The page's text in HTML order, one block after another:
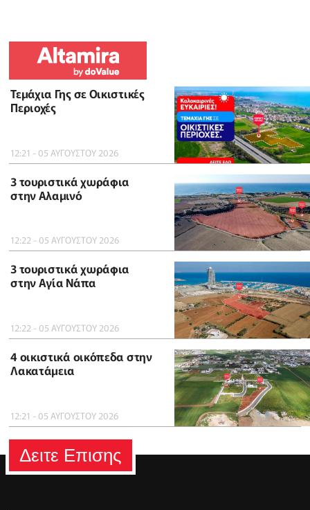
Τεμάχια Γης σε Οικιστικές
Περιοχές
12:21 - 05 ΑΥΓΟΥΣΤΟΥ 2026
3 τουριστικά χωράφια
στην Αλαμινό
12:22 - 05 ΑΥΓΟΥΣΤΟΥ 2026
3 τουριστικά χωράφια
στην Αγία Νάπα
12:22 - 05 ΑΥΓΟΥΣΤΟΥ 2026
4 οικιστικά οικόπεδα στην
Λακατάμεια
12:21 - 05 ΑΥΓΟΥΣΤΟΥ 2026
Δειτε Επισης